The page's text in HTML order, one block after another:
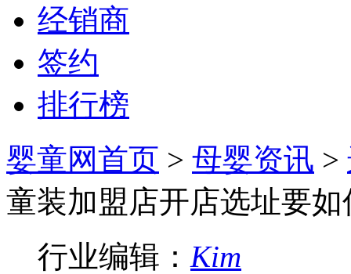
经销商
签约
排行榜
婴童网首页 > 母婴资讯 >
童装加盟店开店选址要
行业编辑： Kim